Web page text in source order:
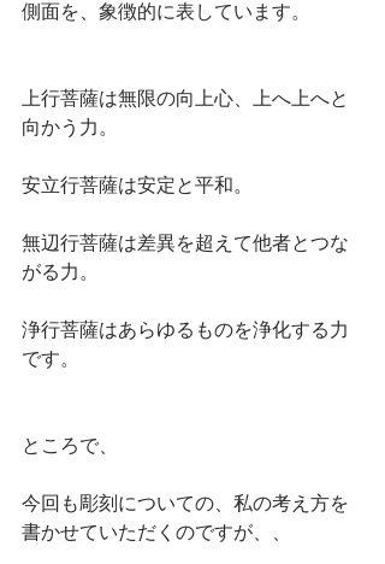
側面を、象徴的に表しています。
上行菩薩は無限の向上心、上へ上へと
向かう力。
安立行菩薩は安定と平和。
無辺行菩薩は差異を超えて他者とつな
がる力。
浄行菩薩はあらゆるものを浄化する力
です。
ところで、
今回も彫刻についての、私の考え方を
書かせていただくのですが、、